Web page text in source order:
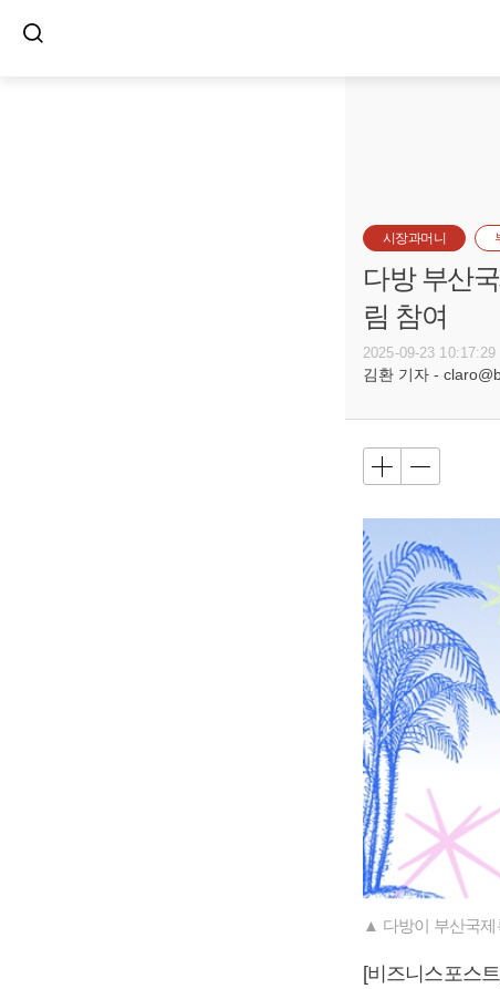
시장과머니
다방 부산
림 참여
2025-09-23 10:17:29
김환 기자 -
▲ 다방이 부산국제
[비즈니스포스